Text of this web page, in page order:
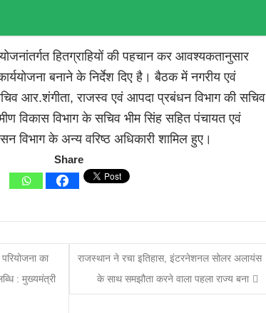
हितग्राहियों की पहचान कर आवश्यकतानुसार
बनाने के निर्देश दिए है। बैठक में नगरीय एवं
आर.शंगीता, राजस्व एवं आपदा प्रबंधन विभाग की सचिव
विकास विभाग के सचिव भीम सिंह सहित पंचायत एवं
विभाग के अन्य वरिष्ठ अधिकारी शामिल हुए।
Share
का
: मुख्यमंत्री
राजस्थान ने रचा इतिहास, इंटरनेशनल सोलर अलायंस
के साथ समझौता करने वाला पहला राज्य बना